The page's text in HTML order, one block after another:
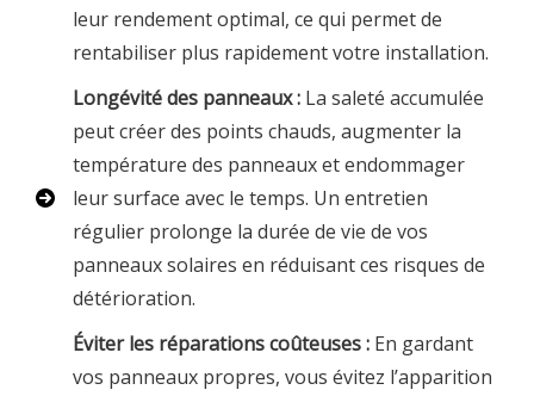
leur rendement optimal, ce qui permet de
rentabiliser plus rapidement votre installation.
Longévité des panneaux : La saleté accumulée
peut créer des points chauds, augmenter la
température des panneaux et endommager
leur surface avec le temps. Un entretien
régulier prolonge la durée de vie de vos
panneaux solaires en réduisant ces risques de
détérioration.
Éviter les réparations coûteuses : En gardant
vos panneaux propres, vous évitez l’apparition